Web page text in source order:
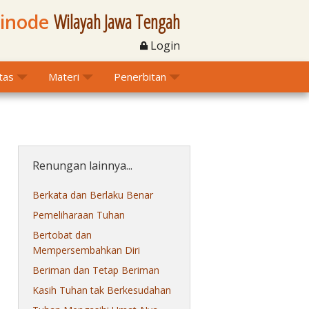
Wilayah Jawa Tengah
Login
Materi Penerbitan
Renungan lainnya...
Berkata dan Berlaku Benar
Pemeliharaan Tuhan
Bertobat dan
Mempersembahkan Diri
Beriman dan Tetap Beriman
Kasih Tuhan tak Berkesudahan